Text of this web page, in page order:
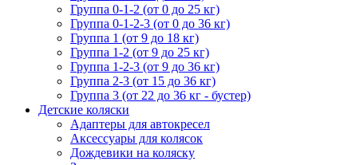
Группа 0-1-2 (от 0 до 25 кг)
Группа 0-1-2-3 (от 0 до 36 кг)
Группа 1 (от 9 до 18 кг)
Группа 1-2 (от 9 до 25 кг)
Группа 1-2-3 (от 9 до 36 кг)
Группа 2-3 (от 15 до 36 кг)
Группа 3 (от 22 до 36 кг - бустер)
Детские коляски
Адаптеры для автокресел
Аксессуары для колясок
Дождевики на коляску